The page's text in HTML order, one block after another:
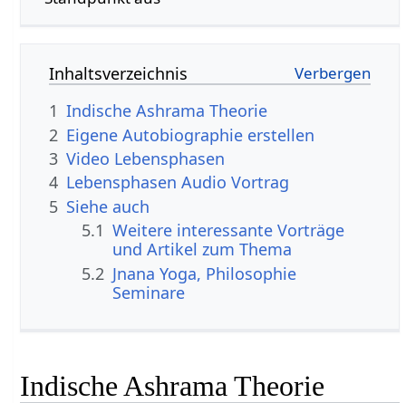
Inhaltsverzeichnis
1 Indische Ashrama Theorie
2 Eigene Autobiographie erstellen
3 Video Lebensphasen
4 Lebensphasen Audio Vortrag
5 Siehe auch
5.1 Weitere interessante Vorträge
und Artikel zum Thema
5.2 Jnana Yoga, Philosophie
Seminare
Indische Ashrama Theorie